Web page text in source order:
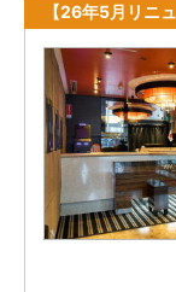
【26年5月リニ